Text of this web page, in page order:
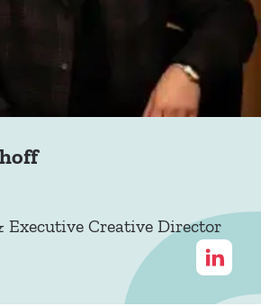
Executive Creative Director